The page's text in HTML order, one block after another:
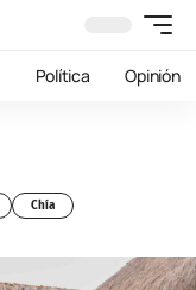
Política Opinión
Chía